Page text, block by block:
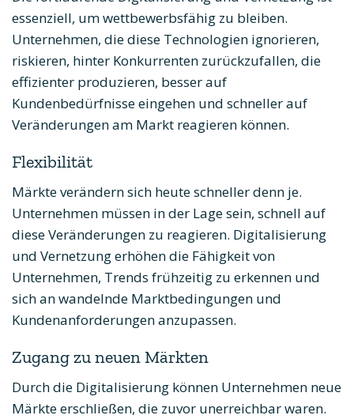
essenziell, um wettbewerbsfähig zu bleiben.
Unternehmen, die diese Technologien ignorieren,
riskieren, hinter Konkurrenten zurückzufallen, die
effizienter produzieren, besser auf
Kundenbedürfnisse eingehen und schneller auf
Veränderungen am Markt reagieren können.
Flexibilität
Märkte verändern sich heute schneller denn je.
Unternehmen müssen in der Lage sein, schnell auf
diese Veränderungen zu reagieren. Digitalisierung
und Vernetzung erhöhen die Fähigkeit von
Unternehmen, Trends frühzeitig zu erkennen und
sich an wandelnde Marktbedingungen und
Kundenanforderungen anzupassen.
Zugang zu neuen Märkten
Durch die Digitalisierung können Unternehmen neue
Märkte erschließen, die zuvor unerreichbar waren.